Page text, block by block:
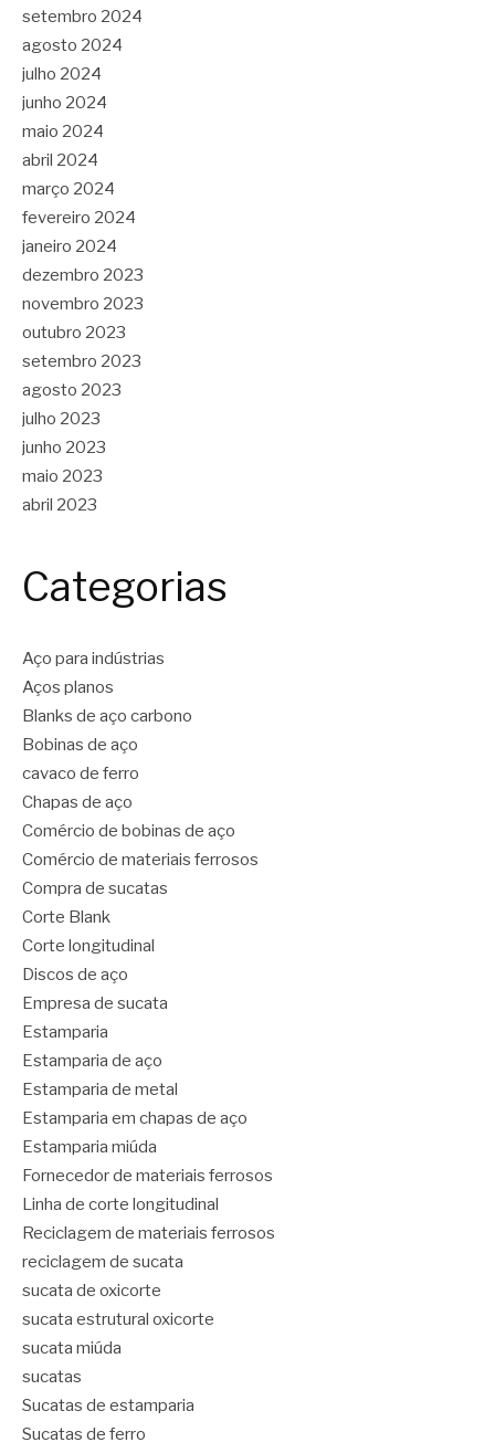
setembro 2024
agosto 2024
julho 2024
junho 2024
maio 2024
abril 2024
março 2024
fevereiro 2024
janeiro 2024
dezembro 2023
novembro 2023
outubro 2023
setembro 2023
agosto 2023
julho 2023
junho 2023
maio 2023
abril 2023
Categorias
Aço para indústrias
Aços planos
Blanks de aço carbono
Bobinas de aço
cavaco de ferro
Chapas de aço
Comércio de bobinas de aço
Comércio de materiais ferrosos
Compra de sucatas
Corte Blank
Corte longitudinal
Discos de aço
Empresa de sucata
Estamparia
Estamparia de aço
Estamparia de metal
Estamparia em chapas de aço
Estamparia miúda
Fornecedor de materiais ferrosos
Linha de corte longitudinal
Reciclagem de materiais ferrosos
reciclagem de sucata
sucata de oxicorte
sucata estrutural oxicorte
sucata miúda
sucatas
Sucatas de estamparia
Sucatas de ferro